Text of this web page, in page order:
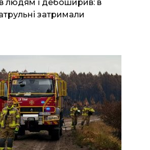
людям і дебоширив: в
затримали